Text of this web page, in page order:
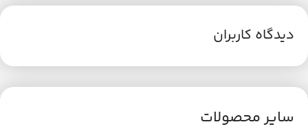
دیدگاه کاربران
سایر محصولات